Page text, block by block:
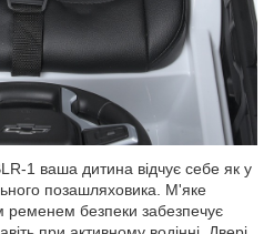
1 ваша дитина відчує себе як у
позашляховика. М'яке
ременем безпеки забезпечує